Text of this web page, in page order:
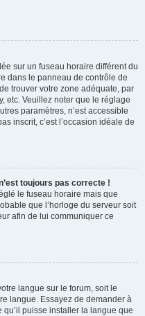
sur un fuseau horaire différent du
dans le panneau de contrôle de
trouver votre zone adéquate, par
etc. Veuillez noter que le réglage
paramètres, n’est accessible
inscrit, c’est l’occasion idéale de
toujours pas correcte !
le fuseau horaire mais que
que l’horloge du serveur soit
afin de lui communiquer ce
langue sur le forum, soit le
langue. Essayez de demander à
qu’il puisse installer la langue que